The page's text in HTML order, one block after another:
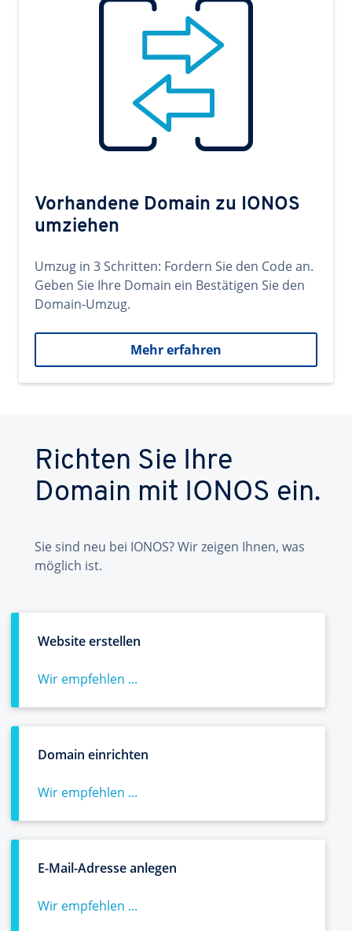
Vorhandene Domain zu IONOS
umziehen
Umzug in 3 Schritten: Fordern Sie den Code an.
Geben Sie Ihre Domain ein Bestätigen Sie den
Domain-Umzug.
Mehr erfahren
Richten Sie Ihre
Domain mit IONOS ein.
Sie sind neu bei IONOS? Wir zeigen Ihnen, was
möglich ist.
Website erstellen
Wir empfehlen ...
Domain einrichten
Wir empfehlen ...
E-Mail-Adresse anlegen
Wir empfehlen ...